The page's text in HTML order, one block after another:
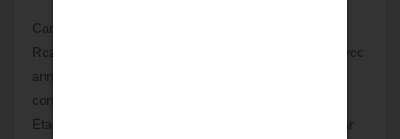
Caractéristiques du bien :
Rez-de-chaussée : Sur 130m2 Un espace magasin avec
annexes (arrière-boutique, bureau, etc.), offrant une
configuration optimale pour vos activités.
Étage : Une zone de stockage ou atelier, complétée par